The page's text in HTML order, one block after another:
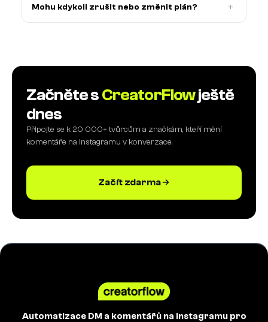
Mohu kdykoli zrušit nebo změnit plán? +
Začněte sCreatorFlowještě
dnes
Připojte se k 20 000+ tvůrcům a značkám, kteří mění
komentáře na Instagramu v konverzace.
Začít zdarma
Automatizace DM a komentářů na Instagramu pro